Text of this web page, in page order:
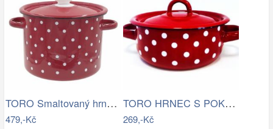
TORO Smaltovaný hrnec s poklicí 5,5l…
479,-Kč
TORO HRNEC S POKLICÍ SMALT 1L, DEKOR…
269,-Kč